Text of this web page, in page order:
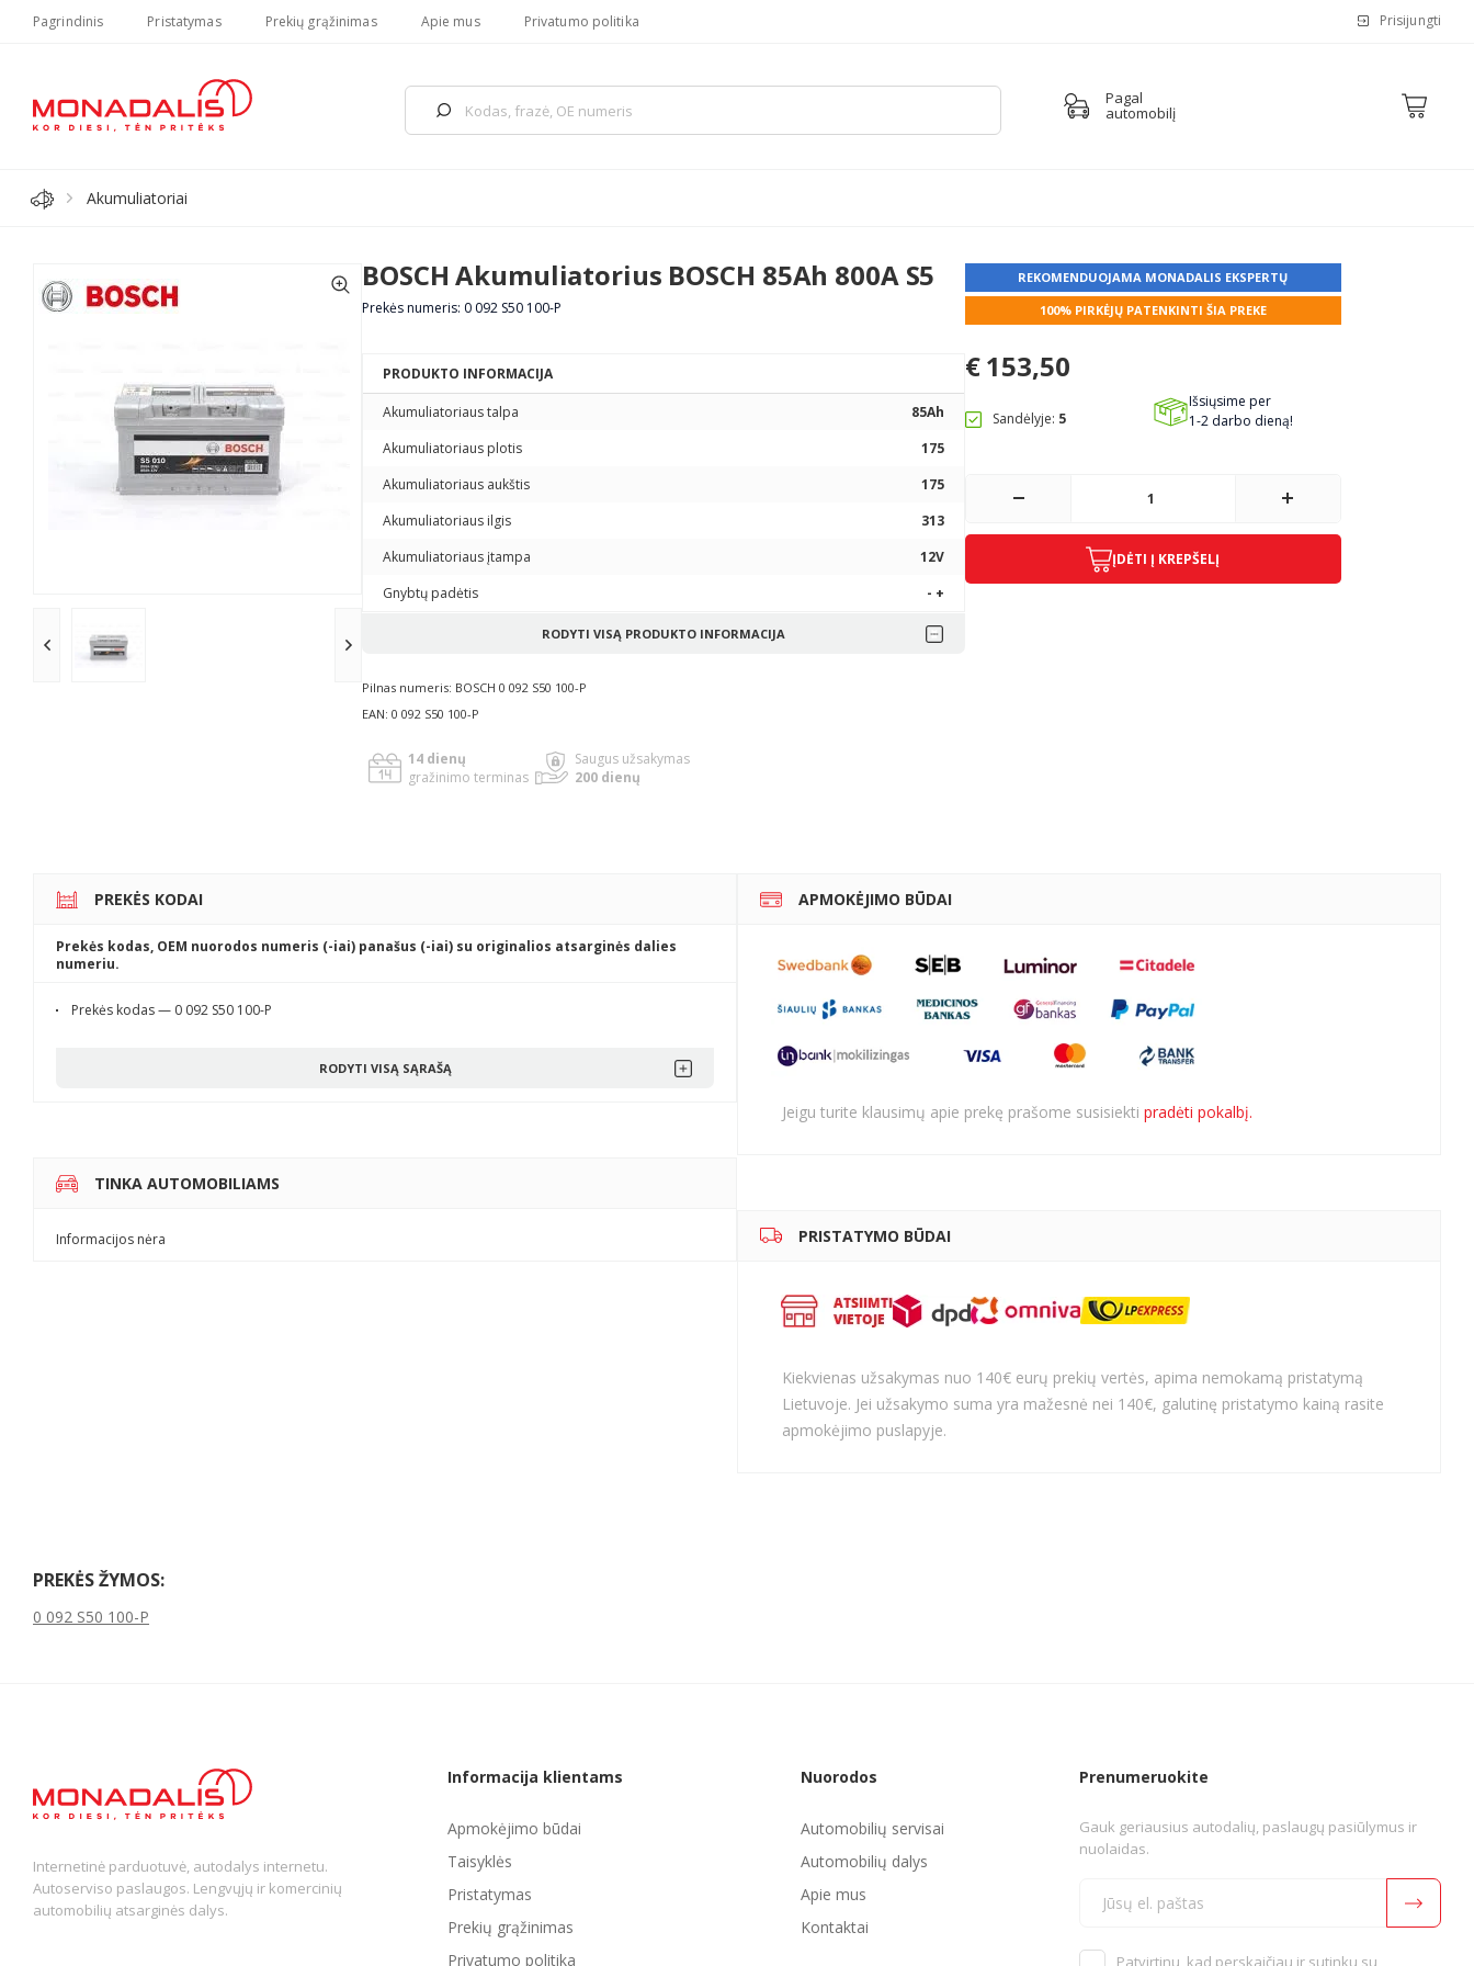
Pagrindinis Pristatymas Prekių grąžinimas Apie mus Privatumo politika Prisijungti
Pagal
automobilį
Akumuliatoriai
BOSCH Akumuliatorius BOSCH 85Ah 800A S5
Prekės numeris: 0 092 S50 100-P
PRODUKTO INFORMACIJA
Akumuliatoriaus talpa
85Ah
Akumuliatoriaus plotis
175
Akumuliatoriaus aukštis
175
Akumuliatoriaus ilgis
313
Akumuliatoriaus įtampa
12V
Gnybtų padėtis
- +
RODYTI VISĄ PRODUKTO INFORMACIJA
Pilnas numeris: BOSCH 0 092 S50 100-P
EAN: 0 092 S50 100-P
14 dienų
gražinimo terminas
Saugus užsakymas
200 dienų
REKOMENDUOJAMA MONADALIS EKSPERTŲ
100% PIRKĖJŲ PATENKINTI ŠIA PREKE
€153,50
Sandėlyje: 5
Išsiųsime per
1-2 darbo dieną!
ĮDĖTI Į KREPŠELĮ
PREKĖS KODAI
Prekės kodas, OEM nuorodos numeris (-iai) panašus (-iai) su originalios atsarginės dalies
numeriu.
Prekės kodas — 0 092 S50 100-P
RODYTI VISĄ SĄRAŠĄ
TINKA AUTOMOBILIAMS
Informacijos nėra
APMOKĖJIMO BŪDAI
Jeigu turite klausimų apie prekę prašome susisiekti pradėti pokalbį.
PRISTATYMO BŪDAI
Kiekvienas užsakymas nuo 140€ eurų prekių vertės, apima nemokamą pristatymą
Lietuvoje. Jei užsakymo suma yra mažesnė nei 140€, galutinę pristatymo kainą rasite
apmokėjimo puslapyje.
PREKĖS ŽYMOS:
0 092 S50 100-P
Internetinė parduotuvė, autodalys internetu.
Autoserviso paslaugos. Lengvųjų ir komercinių
automobilių atsarginės dalys.
Prenumeruokite
Gauk geriausius autodalių, paslaugų pasiūlymus ir
nuolaidas.
Patvirtinu, kad perskaičiau ir sutinku su
Informacija klientams
Apmokėjimo būdai
Taisyklės
Pristatymas
Prekių grąžinimas
Privatumo politika
Nuorodos
Automobilių servisai
Automobilių dalys
Apie mus
Kontaktai